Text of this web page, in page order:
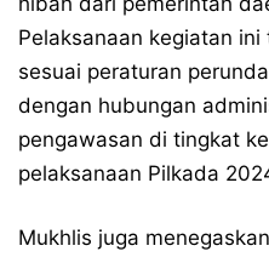
Pelaksanaan kegiatan
sesuai peraturan
dengan hubungan
pengawasan di tingkat
pelaksanaan Pilkada
Mukhlis juga